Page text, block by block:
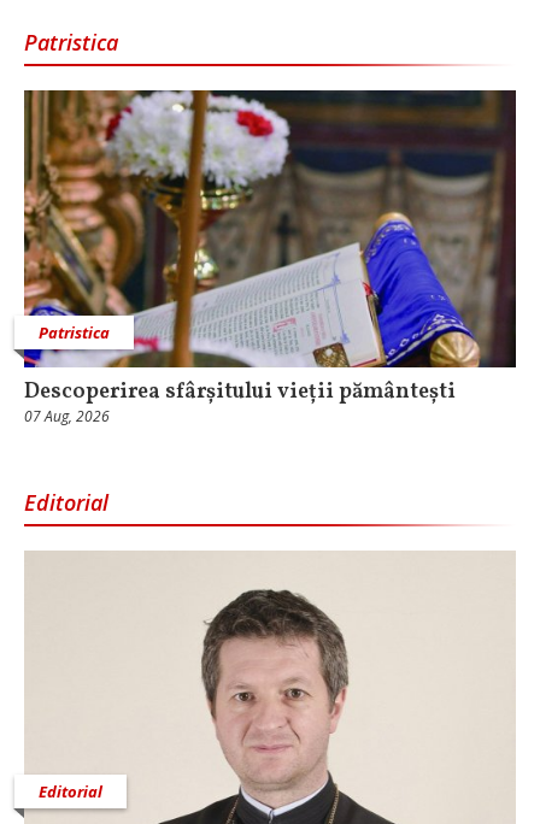
Patristica
Patristica
Descoperirea sfârșitului vieții pământești
07 Aug, 2026
Editorial
Editorial